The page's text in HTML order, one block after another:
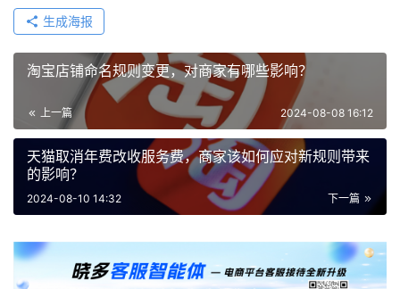
生成海报
淘宝店铺命名规则变更，对商家有哪些影响？
上一篇 2024-08-08 16:12
天猫取消年费改收服务费，商家该如何应对新规则带来
的影响？
下一篇
2024-08-10 14:32